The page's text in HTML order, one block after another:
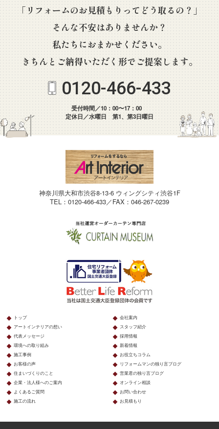
「リフォームのお見積もりってどう取るの？」
そんな不安はありませんか？
私たちにおまかせください。
きちんとご納得いただく形でご提案します。
0120-466-433
受付時間／10：00〜17：00
定休日／水曜日 第1、第3日曜日
神奈川県大和市渋谷8-13-6 ウィングシティ渋谷1F
TEL：0120-466-433／FAX：046-267-0239
トップ
アートインテリアの想い
代表メッセージ
環境への取り組み
施工事例
お客様の声
住まいづくりのこと
企業・法人様へのご案内
よくあるご質問
施工の流れ
会社案内
スタッフ紹介
採用情報
新着情報
お役立ちコラム
リフォームマンの独り言ブログ
営業君の独り言ブログ
オンライン相談
お問い合わせ
お見積もり